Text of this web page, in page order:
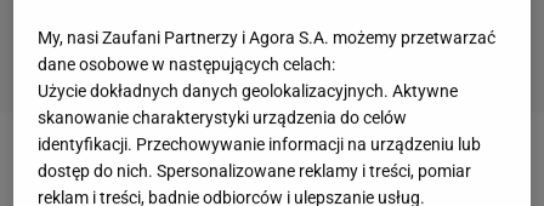
Zobacz wideo "To był przełomowy rok Aryny
My, nasi Zaufani Partnerzy i Agora S.A. możemy przetwarzać
dane osobowe w następujących celach:
Użycie dokładnych danych geolokalizacyjnych. Aktywne
skanowanie charakterystyki urządzenia do celów
identyfikacji. Przechowywanie informacji na urządzeniu lub
dostęp do nich. Spersonalizowane reklamy i treści, pomiar
reklam i treści, badnie odbiorców i ulepszanie usług.